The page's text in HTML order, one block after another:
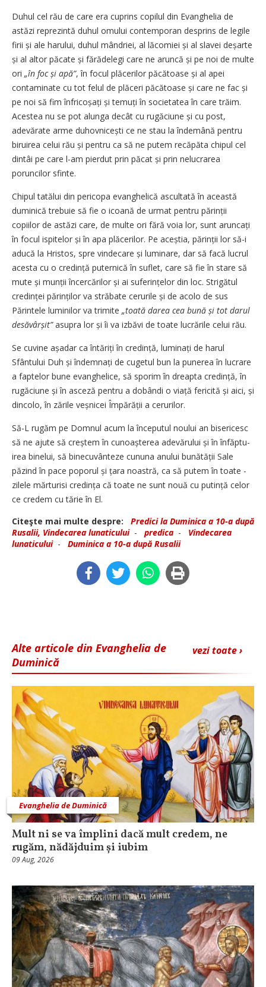
Duhul cel rău de care era cuprins copilul din Evanghelia de
astăzi reprezintă duhul omului contemporan desprins de legile
firii și ale harului, duhul mândriei, al lăcomiei și al slavei deșarte
și al altor păcate și fărădelegi care ne aruncă și pe noi de multe
ori „în foc și apă”, în focul plăcerilor păcătoase și al apei
contaminate cu tot felul de plăceri păcătoase și care ne fac și
pe noi să fim înfri­coșați și temuți în societatea în care trăim.
Acestea nu se pot alunga decât cu rugăciune și cu post,
adevărate arme duhovnicești ce ne stau la îndemână pentru
biruirea celui rău și pentru ca să ne putem recăpăta chipul cel
dintâi pe care l-am pierdut prin păcat și prin nelucrarea
poruncilor sfinte.
Chipul tatălui din pericopa evanghelică ascultată în această
duminică trebuie să fie o icoană de urmat pentru părinții
copiilor de astăzi care, de multe ori fără voia lor, sunt aruncați
în focul ispitelor și în apa plăcerilor. Pe aceștia, părinții lor să-i
aducă la Hristos, spre vindecare și luminare, dar să facă lucrul
acesta cu o credință puternică în suflet, care să fie în stare să
mute și munții încercărilor și ai sufe­rințelor din loc. Strigătul
cre­din­ței părinților va străbate cerurile și de acolo de sus
Părintele luminilor va trimite „toată darea cea bună și tot darul
desăvârșit”asupra lor și îi va izbăvi de toate lucrările celui rău.
Se cuvine așadar ca întăriți în credință, luminați de harul
Sfântului Duh și îndemnați de cugetul bun la punerea în lucrare
a faptelor bune evanghelice, să sporim în dreapta credință, în
rugăciune și în asceză pentru a dobândi o viață fericită și aici, și
dincolo, în zările veșnicei Împărății a cerurilor.
Să-L rugăm pe Domnul acum la începutul noului an bisericesc
să ne ajute să creștem în cunoaș­terea adevărului și în înfăptu­
irea binelui, să binecuvânteze cununa anului bunătății Sale
păzind în pace poporul și țara noastră, ca să putem în toate ­
zilele mărturisi credința că toate ne sunt nouă cu putință celor
ce credem cu tărie în El.
Citeşte mai multe despre:
Predici la Duminica a 10-a după
Rusalii, Vindecarea lunaticului- predica - Vindecarea
lunaticului- Duminica a 10-a după Rusalii
vezi toate ›
Alte articole din Evanghelia de
Duminică
Evanghelia de Duminică
Mult ni se va împlini dacă mult credem, ne
rugăm, nădăjduim și iubim
09 Aug, 2026